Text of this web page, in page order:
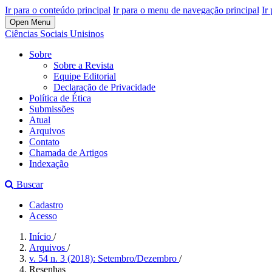
Ir para o conteúdo principal Ir para o menu de navegação principal Ir
Open Menu
Ciências Sociais Unisinos
Sobre
Sobre a Revista
Equipe Editorial
Declaração de Privacidade
Política de Ética
Submissões
Atual
Arquivos
Contato
Chamada de Artigos
Indexação
Buscar
Cadastro
Acesso
Início /
Arquivos /
v. 54 n. 3 (2018): Setembro/Dezembro /
Resenhas